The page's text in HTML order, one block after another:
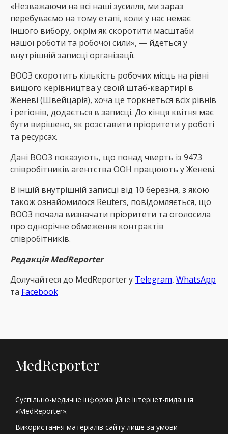
«Незважаючи на всі наші зусилля, ми зараз
перебуваємо на тому етапі, коли у нас немає
іншого вибору, окрім як скоротити масштаби
нашої роботи та робочої сили», — йдеться у
внутрішній записці організації.
ВООЗ скоротить кількість робочих місць на рівні
вищого керівництва у своїй штаб-квартирі в
Женеві (Швейцарія), хоча це торкнеться всіх рівнів
і регіонів, додається в записці. До кінця квітня має
бути вирішено, як розставити пріоритети у роботі
та ресурсах.
Дані ВООЗ показують, що понад чверть із 9473
співробітників агентства ООН працюють у Женеві.
В іншій внутрішній записці від 10 березня, з якою
також ознайомилося Reuters, повідомляється, що
ВООЗ почала визначати пріоритети та оголосила
про однорічне обмеження контрактів
співробітників.
Редакція MedReporter
Долучайтеся до MedReрorter у Telegram, WhatsApp
та Facebook
MedReporter
Суспільно-медичне інформаційне інтернет-видання
«MedReporter».
Використання матеріалів сайту лише за умови